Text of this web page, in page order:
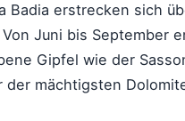
Badia erstrecken sich
Juni bis September
Gipfel wie der
der mächtigsten